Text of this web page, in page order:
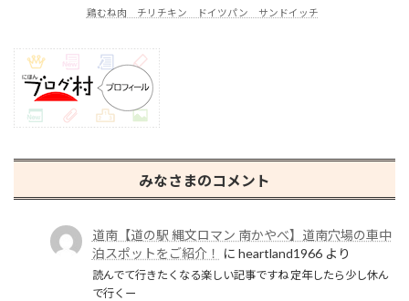
鶏むね肉 チリチキン ドイツパン サンドイッチ
みなさまのコメント
道南【道の駅 縄文ロマン 南かやべ】道南穴場の車中
泊スポットをご紹介！
に heartland1966より
読んでて行きたくなる楽しい記事ですね 定年したら少し休ん
で行くー